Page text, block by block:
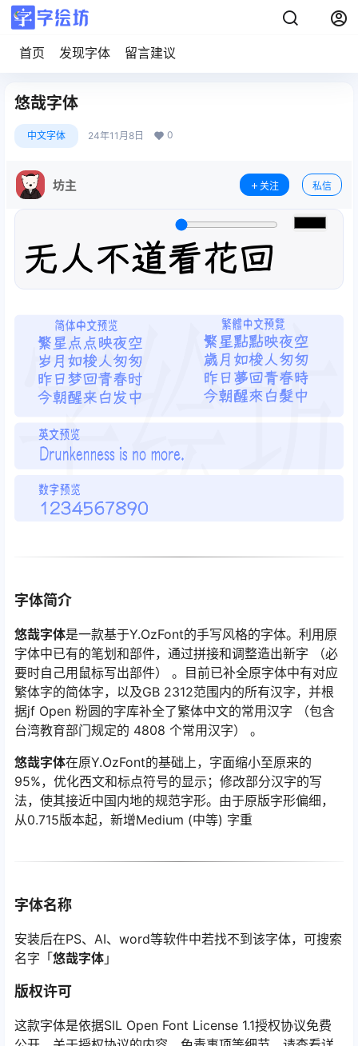
首页 发现字体 留言建议
悠哉字体
中文字体 24年11月8日 0
坊主 关注 私信
无人不道看花回
字体简介
悠哉字体是一款基于Y.OzFont的手写风格的字体。利用原
字体中已有的笔划和部件，通过拼接和调整造出新字 （必
要时自己用鼠标写出部件） 。目前已补全原字体中有对应
繁体字的简体字，以及GB 2312范围内的所有汉字，并根
据jf Open 粉圆的字库补全了繁体中文的常用汉字 （包含
台湾教育部门规定的 4808 个常用汉字） 。
悠哉字体在原Y.OzFont的基础上，字面缩小至原来的
95%，优化西文和标点符号的显示；修改部分汉字的写
法，使其接近中国内地的规范字形。由于原版字形偏细，
从0.715版本起，新增Medium (中等) 字重
字体名称
安装后在PS、AI、word等软件中若找不到该字体，可搜索
名字「悠哉字体 」
版权许可
这款字体是依据SIL Open Font License 1.1授权协议免费